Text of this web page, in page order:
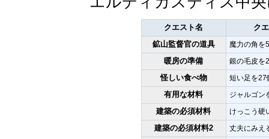
クエスト名
ク
鉱山監督官の道具
魔力の角を
暖房の準備 銀の毛皮を
怪しい食べ物 短い足を27
有用な材料 ジャルゴン
建築の必須材料 けっこう硬
建築の必須材料2 丈夫にみえ